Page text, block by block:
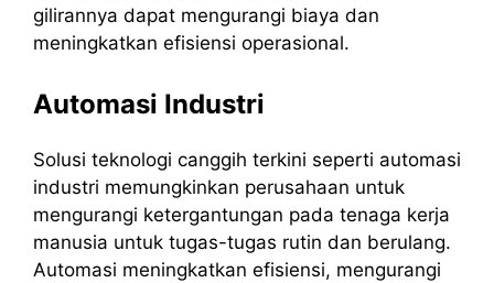
gilirannya dapat mengurangi biaya dan
meningkatkan efisiensi operasional.
Automasi Industri
Solusi teknologi canggih terkini seperti automasi
industri memungkinkan perusahaan untuk
mengurangi ketergantungan pada tenaga kerja
manusia untuk tugas-tugas rutin dan berulang.
Automasi meningkatkan efisiensi, mengurangi